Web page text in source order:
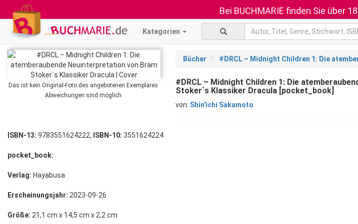
Bei BUCHMARIE finden Sie über
Kategorien
Das ist kein Original-Foto des angebotenen Exemplares.
Abweichungen sind möglich.
Bücher #DRCL – Midnight Children 1: Die
#DRCL – Midnight Children 1: Die
Stoker`s Klassiker Dracula [pocket_book]
von: Shin'ichi Sakamoto
ISBN-13: 9783551624222, ISBN-10: 3551624224
pocket_book:
Verlag: Hayabusa
Erscheinungsjahr: 2023-09-26
Größe: 21,1 cm x 14,5 cm x 2,2 cm